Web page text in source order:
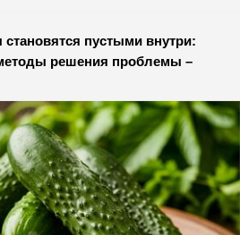
пустыми внутри:
решения проблемы –